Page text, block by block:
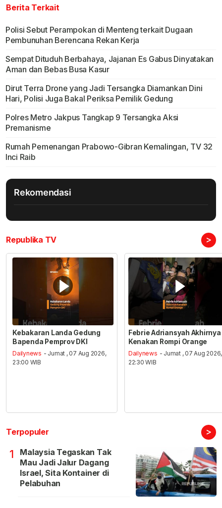
Berita Terkait
Polisi Sebut Perampokan di Menteng terkait Dugaan
Pembunuhan Berencana Rekan Kerja
Sempat Dituduh Berbahaya, Jajanan Es Gabus Dinyatakan
Aman dan Bebas Busa Kasur
Dirut Terra Drone yang Jadi Tersangka Diamankan Dini
Hari, Polisi Juga Bakal Periksa Pemilik Gedung
Polres Metro Jakpus Tangkap 9 Tersangka Aksi
Premanisme
Rumah Pemenangan Prabowo-Gibran Kemalingan, TV 32
Inci Raib
Rekomendasi
Republika TV >
Kebakaran Landa Gedung
Bapenda Pemprov DKI
Dailynews - Jumat , 07 Aug 2026,
23:00 WIB
Febrie Adriansyah Akhirnya
Kenakan Rompi Orange
Dailynews - Jumat , 07 Aug 2026,
22:30 WIB
Terpopuler >
1
Malaysia Tegaskan Tak
Mau Jadi Jalur Dagang
Israel, Sita Kontainer di
Pelabuhan